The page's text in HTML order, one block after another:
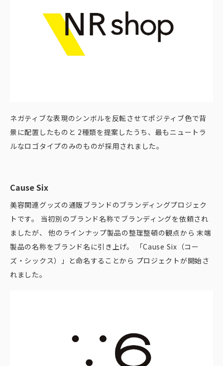
ネガティブな表現のシンボルを反転させてポジティブ色で背
景に配置したものと 2種類を提案したうち、最もニュートラ
ルなロゴタイプのみのものが採用されました。
Cause Six
美容関連グッズの通販ブランドのブランディングプロジェク
トです。 当初別のブランド名称でブランディングを依頼され
ましたが、 他のラインナップ製品の整理整頓の観点から 末端
製品の名称をブランド名に引き上げ。 「Cause Six（コー
ズ・シックス）」と命名することから プロジェクトが開始さ
れました。